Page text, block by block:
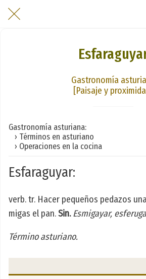
Gastronomía
[Paisaje y
Gastronomía asturiana:
› Términos en asturiano
› Operaciones en la cocina
Esfaraguyar:
verb. tr. Hacer pequeños pedazos
migas el pan.Sin. Esmigayar,
Término asturiano.